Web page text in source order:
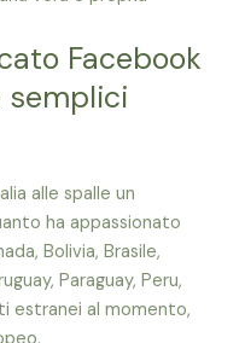
Facebook
semplici
alle spalle un
ha appassionato
Bolivia, Brasile,
Paraguay, Peru,
estranei al momento,